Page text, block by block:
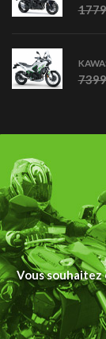
Vous souhaitez